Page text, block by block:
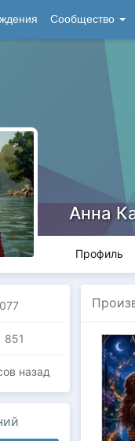
Сообщество
Анна
Профиль
851
назад